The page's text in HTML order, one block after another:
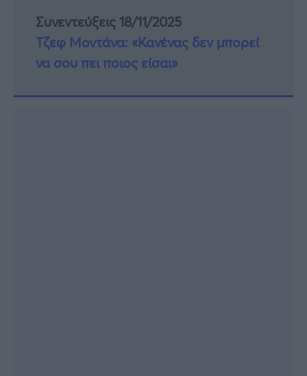
Συνεντεύξεις 18/11/2025
Τζεφ Μοντάνα: «Κανένας δεν μπορεί
να σου πει ποιος είσαι»